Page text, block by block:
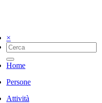
×
Home
Persone
Attività